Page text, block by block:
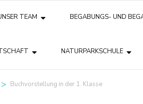
TEAM BEGABUNGS- UND
NATURPARKSCHULE
> Buchvorstellung in der 1. Klasse